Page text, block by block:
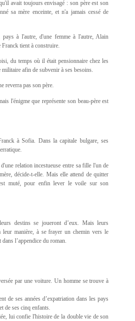
avait toujours envisagé : son père est son
sa mère enceinte, et n'a jamais cessé de
pays à l'autre, d'une femme à l'autre, Alain
tient à construire.
du temps où il était pensionnaire chez les
militaire afin de subvenir à ses besoins.
reverra pas son père.
l'énigme que représente son beau-père est
à Sofia. Dans la capitale bulgare, ses
relation incestueuse entre sa fille l'un de
décide-t-elle. Mais elle attend de quitter
muté, pour enfin lever le voile sur son
destins se joueront d’eux. Mais leurs
leur manière, à se frayer un chemin vers le
l’appendice du roman.
par une voiture. Un homme se trouve à
de ses années d’expatriation dans les pays
de ses cinq enfants.
lui confie l'histoire de la double vie de son